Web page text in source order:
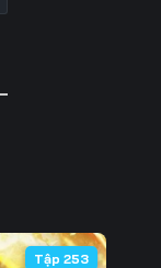
105
Tập 253